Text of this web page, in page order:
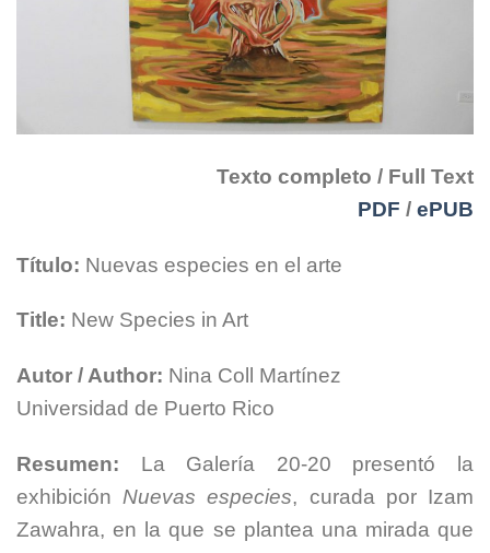
Texto completo / Full Text
PDF / ePUB
Título: Nuevas especies en el arte
Title: New Species in Art
Autor / Author: Nina Coll Martínez
Universidad de Puerto Rico
Resumen: La Galería 20-20 presentó la
exhibición Nuevas especies, curada por Izam
Zawahra, en la que se plantea una mirada que